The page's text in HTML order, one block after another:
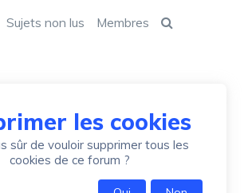
Sujets non lus Membres
les cookies
sûr de vouloir supprimer tous les
cookies de ce forum ?